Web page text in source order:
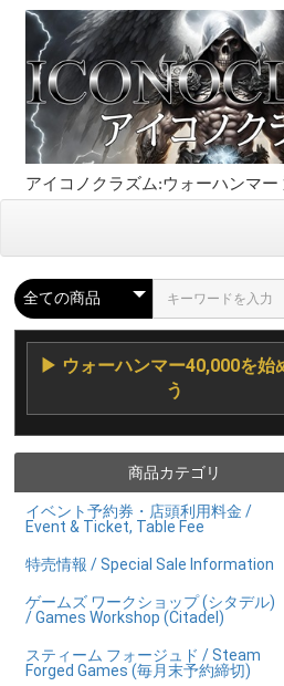
アイコノクラズム:ウォーハンマ
▶ ウォーハンマー40,000を始
う
商品カテゴリ
イベント予約券・店頭利用料金 /
Event & Ticket, Table Fee
特売情報 / Special Sale Information
ゲームズ ワークショップ (シタデル)
/ Games Workshop (Citadel)
スティーム フォージュド / Steam
Forged Games (毎月末予約締切)